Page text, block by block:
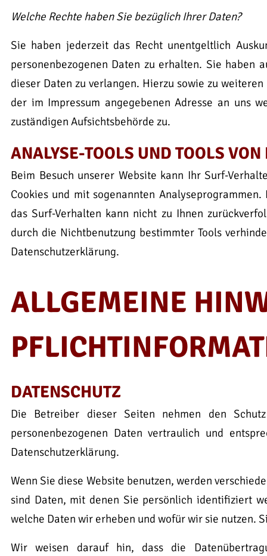
Welche Rechte haben Sie bezüglich Ihrer Daten?
Sie haben jederzeit das Recht unentgeltlich
personenbezogenen Daten zu erhalten. Sie haben
dieser Daten zu verlangen. Hierzu sowie zu
der im Impressum angegebenen Adresse an uns
zuständigen Aufsichtsbehörde zu.
ANALYSE-TOOLS UND TOOLS
Beim Besuch unserer Website kann Ihr Surf-
Cookies und mit sogenannten
das Surf-Verhalten kann nicht zu Ihnen
durch die Nichtbenutzung bestimmter Tools
Datenschutzerklärung.
ALLGEMEINE
DATENSCHUTZ
Die Betreiber dieser Seiten nehmen den
personenbezogenen Daten vertraulich und
Datenschutzerklärung.
Wenn Sie diese Website benutzen, werden
sind Daten, mit denen Sie persönlich identifiziert
welche Daten wir erheben und wofür wir sie nutzen.
Wir weisen darauf hin, dass die